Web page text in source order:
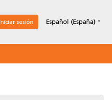
Iniciar sesión Español (España)